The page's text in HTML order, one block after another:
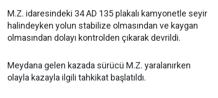
M.Z. idaresindeki 34 AD 135 plakalı kamyonetle seyir
halindeyken yolun stabilize olmasından ve kaygan
olmasından dolayı kontrolden çıkarak devrildi.
Meydana gelen kazada sürücü M.Z. yaralanırken
olayla kazayla ilgili tahkikat başlatıldı.